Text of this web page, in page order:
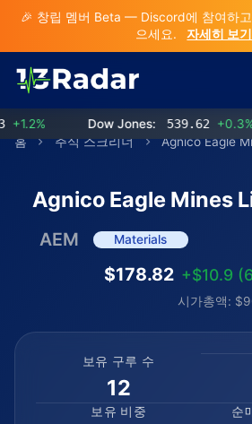
🎉 창립 멤버 Beta — Discord에 참여하
으세요.
자세히 보
Dow Jones: 539.62 +0.3%
홈
주식 스크리너 Agnico Eagle
Agnico Eagle Mines
AEM Materials
$178.82 +$10.9
시가총액:
보유 구루 수
12
보유 비중 순